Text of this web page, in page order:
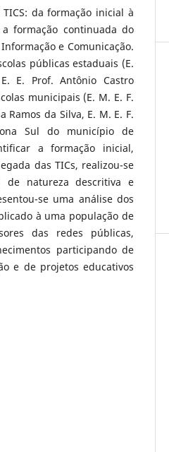
TICS: da formação inicial à
formação continuada do
e Comunicação.
públicas estaduais (E.
E. Prof. Antônio Castro
municipais (E. M. E. F.
Ramos da Silva, E. M. E. F.
Sul do município de
a formação inicial,
das TICs, realizou-se
de natureza descritiva e
se uma análise dos
à uma população de
das redes públicas,
participando de
e de projetos educativos